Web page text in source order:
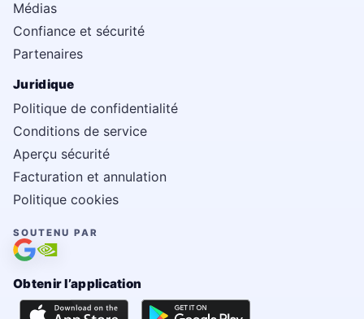
Médias
Confiance et sécurité
Partenaires
Juridique
Politique de confidentialité
Conditions de service
Aperçu sécurité
Facturation et annulation
Politique cookies
SOUTENU PAR
Obtenir l’application